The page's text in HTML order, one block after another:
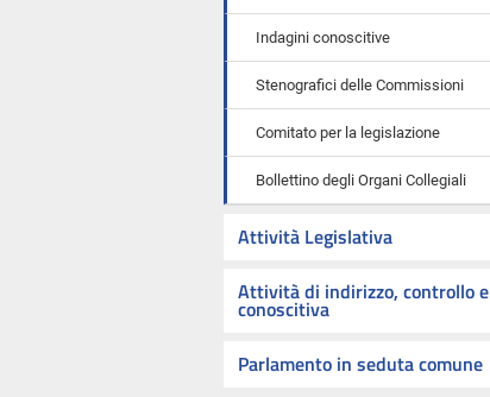
Indagini conoscitive
Stenografici delle Commissioni
Comitato per la legislazione
Bollettino degli Organi Collegiali
Attività Legislativa
Attività di indirizzo, controllo e
conoscitiva
Parlamento in seduta comune